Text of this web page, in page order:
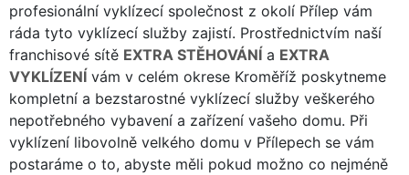
profesionální vyklízecí společnost z okolí Přílep vám
ráda tyto vyklízecí služby zajistí. Prostřednictvím naší
franchisové sítě EXTRA STĚHOVÁNÍ a EXTRA
VYKLÍZENÍ vám v celém okrese Kroměříž poskytneme
kompletní a bezstarostné vyklízecí služby veškerého
nepotřebného vybavení a zařízení vašeho domu. Při
vyklízení libovolně velkého domu v Přílepech se vám
postaráme o to, abyste měli pokud možno co nejméně